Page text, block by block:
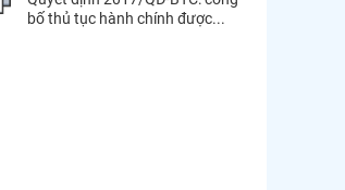
bố thủ tục hành chính được...